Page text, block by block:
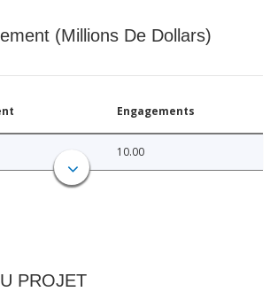
(Millions De Dollars)
Engagements
10.00
PROJET